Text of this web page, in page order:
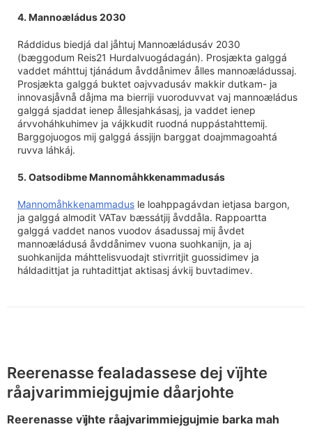
4. Mannoæládus 2030
Ráddidus biedjá dal jåhtuj Mannoæládusáv 2030
(bæggodum Reis21 Hurdalvuogádagán). Prosjækta galggá
vaddet máhttuj tjánádum åvddånimev ålles mannoæládussaj.
Prosjækta galggá buktet oajvvadusáv makkir dutkam- ja
innovasjåvnå dåjma ma bierriji vuoroduvvat vaj mannoæládus
galggá sjaddat ienep ållesjahkásasj, ja vaddet ienep
árvvoháhkuhimev ja vájkkudit ruodná nuppástahttemij.
Barggojuogos mij galggá ássjijn barggat doajmmagoahtá
ruvva láhkáj.
5. Oatsodibme Mannomåhkkenammadusás
Mannomåhkkenammadus le loahppagávdan ietjasa bargon,
ja galggá almodit VATav bæssátjij åvddåla. Rappoartta
galggá vaddet nanos vuodov ásadussaj mij åvdet
mannoæládusá åvddånimev vuona suohkanijn, ja aj
suohkanijda máhttelisvuodajt stivrritjit guossidimev ja
háldadittjat ja ruhtadittjat aktisasj ávkij buvtadimev.
Reerenasse fealadassese dej vïjhte
råajvarimmiejgujmie dåarjohte
Reerenasse vïjhte råajvarimmiejgujmie barka mah